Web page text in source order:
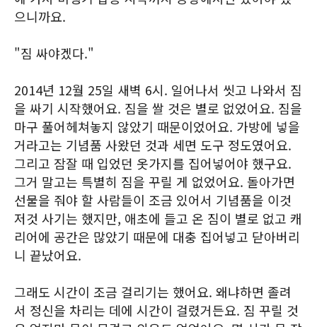
으니까요.
"짐 싸야겠다."
2014년 12월 25일 새벽 6시. 일어나서 씻고 나와서 짐
을 싸기 시작했어요. 짐을 쌀 것은 별로 없었어요. 짐을
마구 풀어헤쳐놓지 않았기 때문이었어요. 가방에 넣을
거라고는 기념품 사왔던 것과 세면 도구 정도였어요.
그리고 잠잘 때 입었던 옷가지를 집어넣어야 했구요.
그거 말고는 특별히 짐을 꾸릴 게 없었어요. 돌아가면
선물을 줘야 할 사람들이 조금 있어서 기념품을 이것
저것 사기는 했지만, 애초에 들고 온 짐이 별로 없고 캐
리어에 공간은 많았기 때문에 대충 집어넣고 닫아버리
니 끝났어요.
그래도 시간이 조금 걸리기는 했어요. 왜냐하면 졸려
서 정신을 차리는 데에 시간이 걸렸거든요. 짐 꾸릴 것